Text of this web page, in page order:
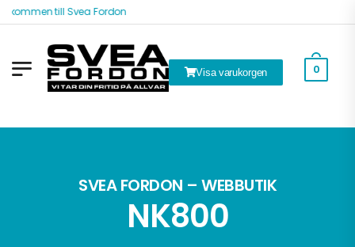
till Svea Fordon
Visa varukorgen 0
SVEA FORDON – WEBBUTIK
NK800